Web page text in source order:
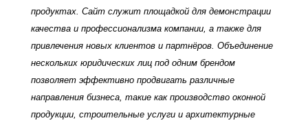
продуктах. Сайт служит площадкой для демонстрации
качества и профессионализма компании, а также для
привлечения новых клиентов и партнёров. Объединение
нескольких юридических лиц под одним брендом
позволяет эффективно продвигать различные
направления бизнеса, такие как производство оконной
продукции, строительные услуги и архитектурные